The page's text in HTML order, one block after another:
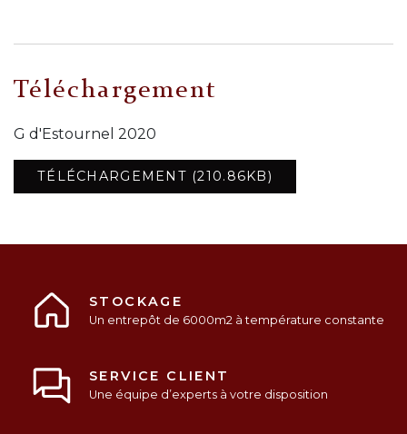
Téléchargement
G d'Estournel 2020
TÉLÉCHARGEMENT (210.86KB)
STOCKAGE
Un entrepôt de 6000m2 à température constante
SERVICE CLIENT
Une équipe d’experts à votre disposition